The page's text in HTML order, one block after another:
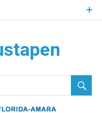
de Alumnos del I.E.S.